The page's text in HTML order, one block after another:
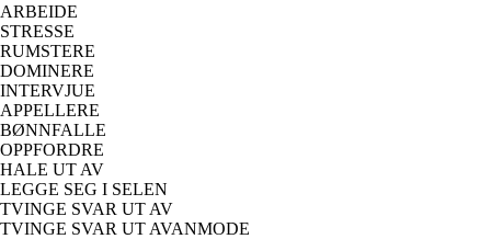
ARBEIDE
STRESSE
RUMSTERE
DOMINERE
INTERVJUE
APPELLERE
BØNNFALLE
OPPFORDRE
HALE UT AV
LEGGE SEG I SELEN
TVINGE SVAR UT AV
TVINGE SVAR UT AVANMODE